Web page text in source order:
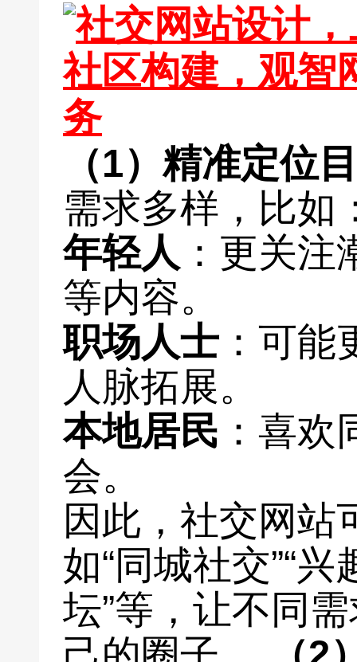
（1）精准定位
需求多样，比如
年轻人 ：更关
等内容。
职场人士 ：可
人脉拓展。
本地居民 ：喜
会。
因此，社交网站
如“同城社交”“兴
坛”等，让不同